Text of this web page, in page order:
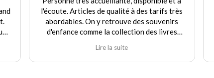
l'écoute. Articles de qualité à des tarifs très
abordables. On y retrouve des souvenirs
d'enfance comme la collection des livres
expérience tant en achat qu'en vente. Je
recommande fortement ce commerçant.
Lire la suite